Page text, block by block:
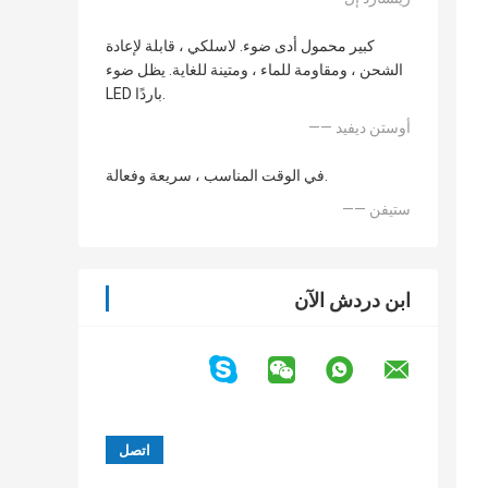
كبير محمول أدى ضوء. لاسلكي ، قابلة لإعادة
الشحن ، ومقاومة للماء ، ومتينة للغاية. يظل ضوء
LED باردًا.
—— أوستن ديفيد
في الوقت المناسب ، سريعة وفعالة.
—— ستيفن
ابن دردش الآن